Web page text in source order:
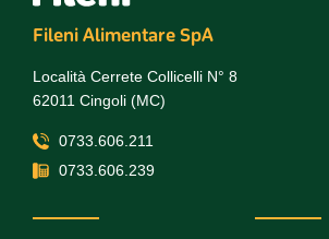
Fileni Alimentare SpA
Località Cerrete Collicelli N° 8
62011 Cingoli (MC)
0733.606.211
0733.606.239